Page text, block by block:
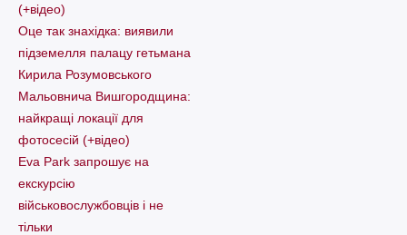
(+відео)
Оце так знахідка: виявили
підземелля палацу гетьмана
Кирила Розумовського
Мальовнича Вишгородщина:
найкращі локації для
фотосесій (+відео)
Eva Park запрошує на
екскурсію
військовослужбовців і не
тільки